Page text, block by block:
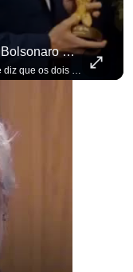
Renan Santos Critica Lula E Flávio Bolsonaro E Diz Que Os Dois São Lados Da Mesma Moeda.